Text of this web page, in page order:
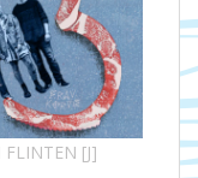
FLINTEN [J]